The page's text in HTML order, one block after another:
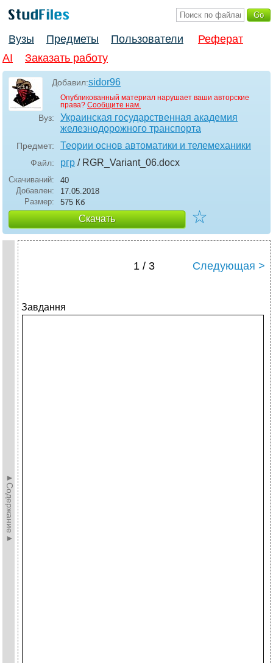
Вузы Предметы Пользователи
Реферат
AI
Заказать работу
Добавил:sidor96
Опубликованный материал нарушает ваши авторские
права? Сообщите нам.
Вуз:
Украинская государственная академия
железнодорожного транспорта
Предмет: Теории основ автоматики и телемеханики
Файл: ргр / RGR_Variant_06.docx
Скачиваний:
40
Добавлен:
17.05.2018
Размер:
575 Кб
Скачать ☆
►Содержание►
1 / 3 Следующая >
Завдання